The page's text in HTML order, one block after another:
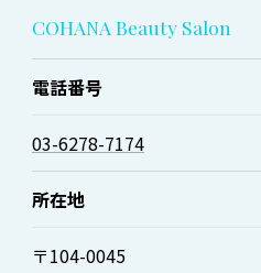
COHANA Beauty Salon
電話番号
03-6278-7174
所在地
〒104-0045